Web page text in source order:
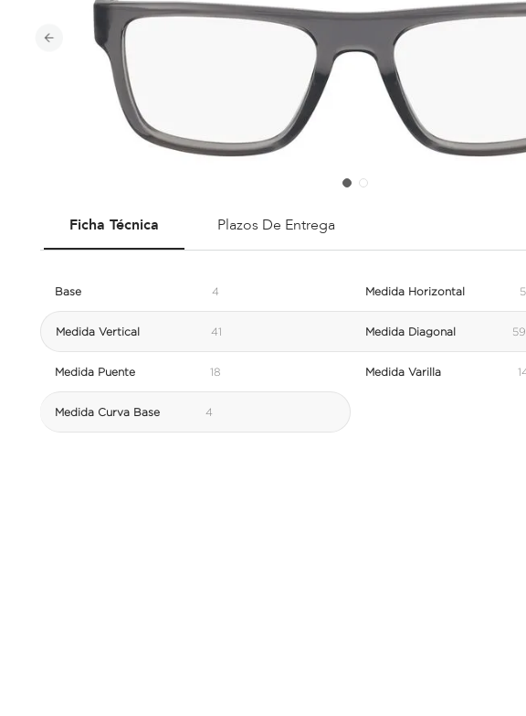
Ficha Técnica Plazos De Entrega
Base 4 Medida Horizontal
Medida Vertical 41 Medida Diagonal 59
Medida Puente 18 Medida Varilla
Medida Curva Base 4